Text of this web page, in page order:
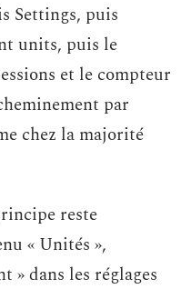
Settings, puis
units, puis le
et le compteur
par
chez la majorité
reste
« Unités »,
» dans les réglages